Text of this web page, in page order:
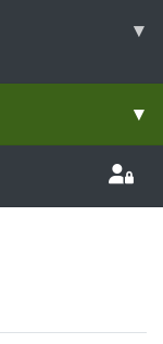
▾
▾